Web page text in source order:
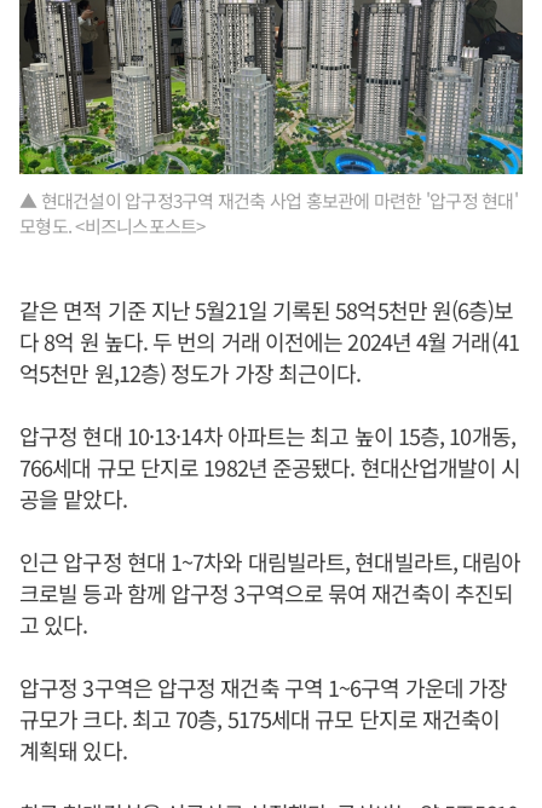
▲ 현대건설이 압구정3구역 재건축 사업 홍보관에 마련한 '압구정 현대'
모형도. <비즈니스포스트>
같은 면적 기준 지난 5월21일 기록된 58억5천만 원(6층)보
다 8억 원 높다. 두 번의 거래 이전에는 2024년 4월 거래(41
억5천만 원,12층) 정도가 가장 최근이다.
압구정 현대 10·13·14차 아파트는 최고 높이 15층, 10개동,
766세대 규모 단지로 1982년 준공됐다. 현대산업개발이 시
공을 맡았다.
인근 압구정 현대 1~7차와 대림빌라트, 현대빌라트, 대림아
크로빌 등과 함께 압구정 3구역으로 묶여 재건축이 추진되
고 있다.
압구정 3구역은 압구정 재건축 구역 1~6구역 가운데 가장
규모가 크다. 최고 70층, 5175세대 규모 단지로 재건축이
계획돼 있다.